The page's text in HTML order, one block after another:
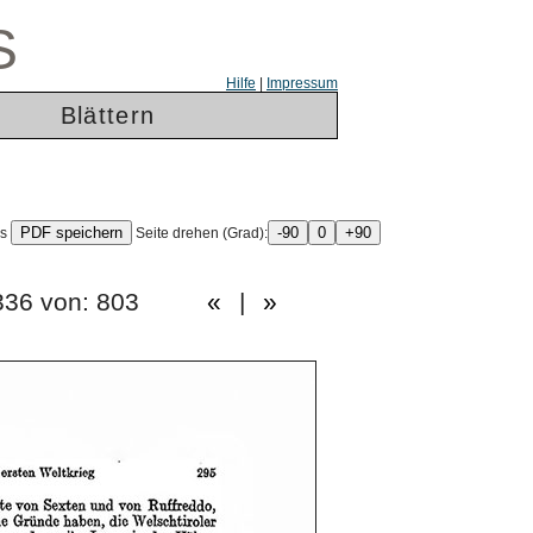
Hilfe Impressum
Blättern
Seite drehen (Grad):
336 von: 803 « | »